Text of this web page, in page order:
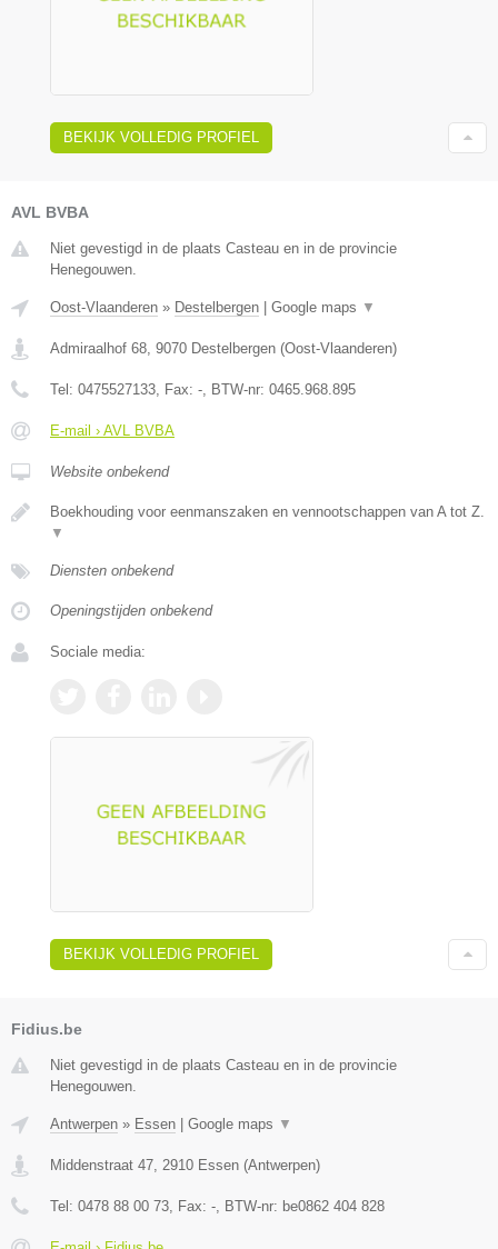
BEKIJK VOLLEDIG PROFIEL
AVL BVBA
Niet gevestigd in de plaats Casteau en in de provincie
Henegouwen.
Oost-Vlaanderen » Destelbergen | Google maps ▼
Admiraalhof 68 9070 Destelbergen (Oost-Vlaanderen)
Tel: 0475527133 , Fax: - , BTW-nr: 0465.968.895
E-mail › AVL BVBA
Website onbekend
Boekhouding voor eenmanszaken en vennootschappen van A tot Z.
▼
Diensten onbekend
Openingstijden onbekend
Sociale media:
BEKIJK VOLLEDIG PROFIEL
Fidius.be
Niet gevestigd in de plaats Casteau en in de provincie
Henegouwen.
Antwerpen » Essen Google maps ▼
Middenstraat 47, 2910 Essen (Antwerpen)
Tel: 0478 88 00 73, Fax: -, BTW-nr: be0862 404 828